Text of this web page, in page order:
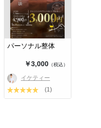
パーソナル整体
￥3,000（税込）
イケティー
(1)